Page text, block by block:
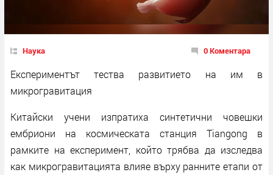
Наука 0 Коментара
Експериментът тества развитието на им в
микрогравитация
Китайски учени изпратиха синтетични човешки
ембриони на космическата станция Tiangong в
рамките на експеримент, който трябва да изследва
как микрогравитацията влияе върху ранните етапи от